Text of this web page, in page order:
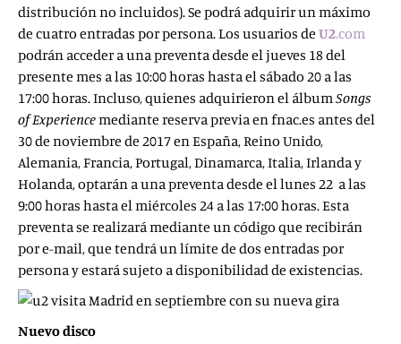
distribución no incluidos). Se podrá adquirir un máximo
de cuatro entradas por persona. Los usuarios de U2.com
podrán acceder a una preventa desde el jueves 18 del
presente mes a las 10:00 horas hasta el sábado 20 a las
17:00 horas. Incluso, quienes adquirieron el álbumSongs
of Experiencemediante reserva previa en fnac.es antes del
30 de noviembre de 2017 en España, Reino Unido,
Alemania, Francia, Portugal, Dinamarca, Italia, Irlanda y
Holanda, optarán a una preventa desde el lunes 22 a las
9:00 horas hasta el miércoles 24 a las 17:00 horas. Esta
preventa se realizará mediante un código que recibirán
por e-mail, que tendrá un límite de dos entradas por
persona y estará sujeto a disponibilidad de existencias.
Nuevo disco